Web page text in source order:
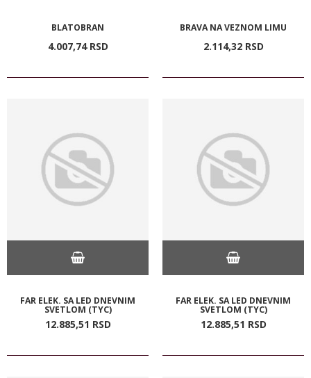
BLATOBRAN
4.007,74 RSD
BRAVA NA VEZNOM LIMU
2.114,32 RSD
FAR ELEK. SA LED DNEVNIM
SVETLOM (TYC)
12.885,51 RSD
FAR ELEK. SA LED DNEVNIM
SVETLOM (TYC)
12.885,51 RSD